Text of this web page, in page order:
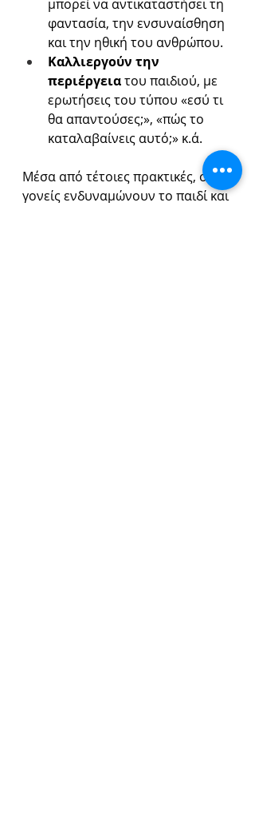
μπορεί να αντικαταστήσει τη
φαντασία, την ενσυναίσθηση
και την ηθική του ανθρώπου.
Καλλιεργούν την
περιέργεια του παιδιού, με
ερωτήσεις του τύπου «εσύ τι
θα απαντούσες;», «πώς το
καταλαβαίνεις αυτό;» κ.ά.
Μέσα από τέτοιες πρακτικές, οι
γονείς ενδυναμώνουν το παιδί και